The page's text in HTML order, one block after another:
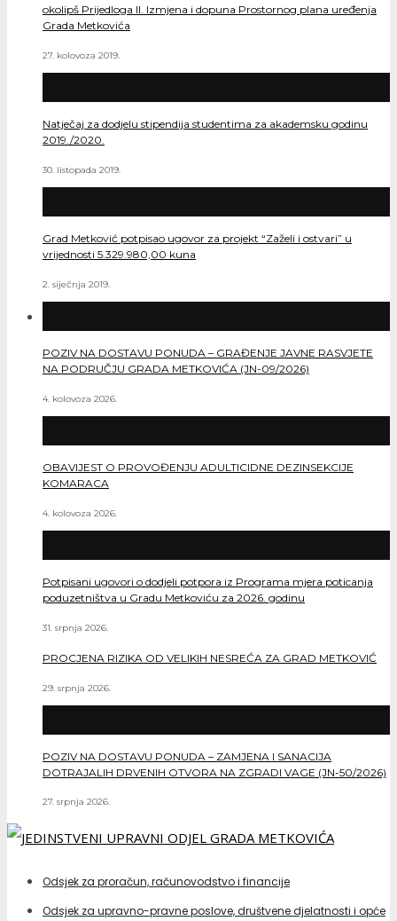
okolipš Prijedloga II. Izmjena i dopuna Prostornog plana uređenja
Grada Metkovića
27. kolovoza 2019.
Natječaj za dodjelu stipendija studentima za akademsku godinu
2019./2020.
30. listopada 2019.
Grad Metković potpisao ugovor za projekt “Zaželi i ostvari” u
vrijednosti 5.329.980,00 kuna
2. siječnja 2019.
POZIV NA DOSTAVU PONUDA – GRAĐENJE JAVNE RASVJETE
NA PODRUČJU GRADA METKOVIĆA (JN-09/2026)
4. kolovoza 2026.
OBAVIJEST O PROVOĐENJU ADULTICIDNE DEZINSEKCIJE
KOMARACA
4. kolovoza 2026.
Potpisani ugovori o dodjeli potpora iz Programa mjera poticanja
poduzetništva u Gradu Metkoviću za 2026. godinu
31. srpnja 2026.
PROCJENA RIZIKA OD VELIKIH NESREĆA ZA GRAD METKOVIĆ
29. srpnja 2026.
POZIV NA DOSTAVU PONUDA – ZAMJENA I SANACIJA
DOTRAJALIH DRVENIH OTVORA NA ZGRADI VAGE (JN-50/2026)
27. srpnja 2026.
Odsjek za proračun, računovodstvo i financije
Odsjek za upravno-pravne poslove, društvene djelatnosti i opće